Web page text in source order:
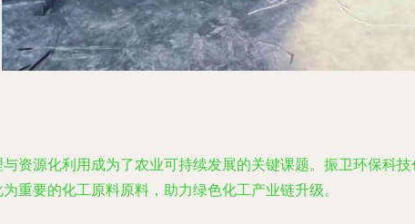
资源化利用成为了农业可持续发展的关键课题。振卫环保科
重要的化工原料原料，助力绿色化工产业链升级。